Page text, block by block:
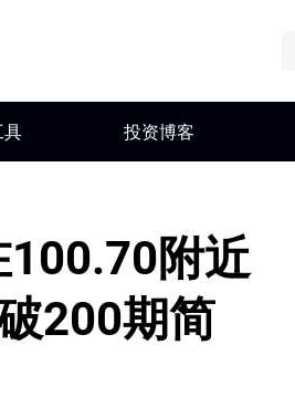
具 投资博客
100.70附近
200期简